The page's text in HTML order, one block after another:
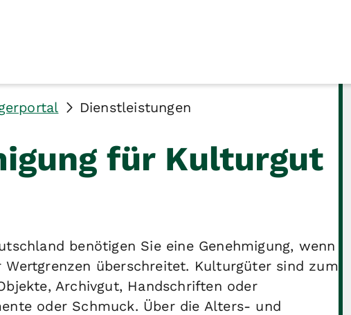
Dienstleistungen
für Kulturgut
benötigen Sie eine Genehmigung, wenn
überschreitet. Kulturgüter sind zum
Archivgut, Handschriften oder
oder Schmuck. Über die Alters- und